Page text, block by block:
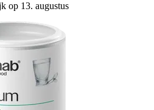
op 13. augustus